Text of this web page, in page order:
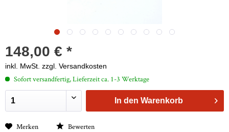
148,00 € *
inkl. MwSt. zzgl. Versandkosten
Sofort versandfertig, Lieferzeit ca. 1-3 Werktage
In den Warenkorb
Merken Bewerten